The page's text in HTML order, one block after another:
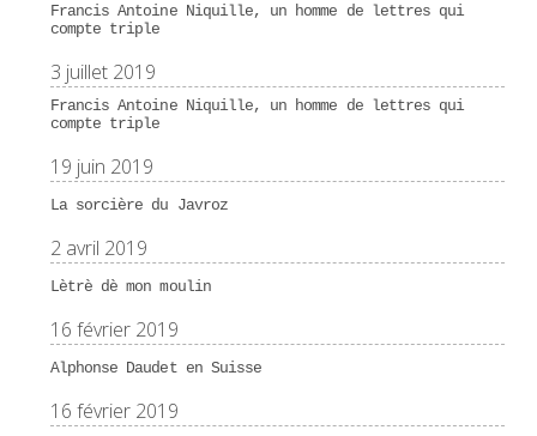
Francis Antoine Niquille, un homme de lettres qui
compte triple
3 juillet 2019
Francis Antoine Niquille, un homme de lettres qui
compte triple
19 juin 2019
La sorcière du Javroz
2 avril 2019
Lètrè dè mon moulin
16 février 2019
Alphonse Daudet en Suisse
16 février 2019